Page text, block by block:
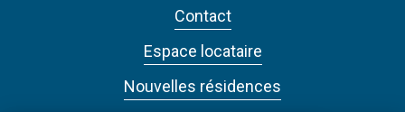
Contact
Espace locataire
Nouvelles résidences